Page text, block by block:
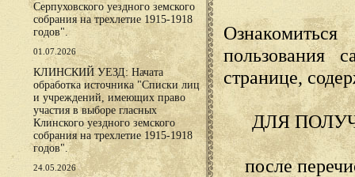
Серпуховского уездного земского
собрания на трехлетие 1915-1918
годов".
01.07.2026
КЛИНСКИЙ УЕЗД: Начата
обработка источника "Списки лиц
и учреждений, имеющих право
участия в выборе гласных
Клинского уездного земского
собрания на трехлетие 1915-1918
годов".
24.05.2026
пользования
странице,
ДЛЯ
после